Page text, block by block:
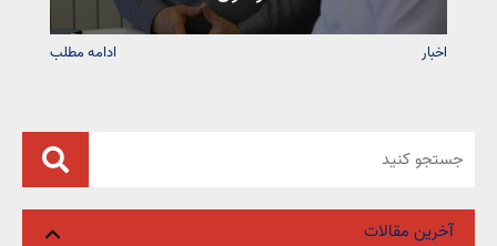
آخرین مقالات
اخبار ادامه مطلب